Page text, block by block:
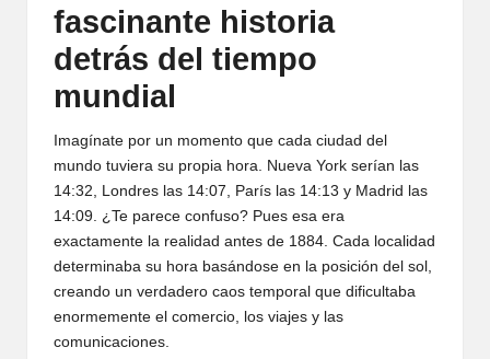
fascinante historia
detrás del tiempo
mundial
Imagínate por un momento que cada ciudad del
mundo tuviera su propia hora. Nueva York serían las
14:32, Londres las 14:07, París las 14:13 y Madrid las
14:09. ¿Te parece confuso? Pues esa era
exactamente la realidad antes de 1884. Cada localidad
determinaba su hora basándose en la posición del sol,
creando un verdadero caos temporal que dificultaba
enormemente el comercio, los viajes y las
comunicaciones.